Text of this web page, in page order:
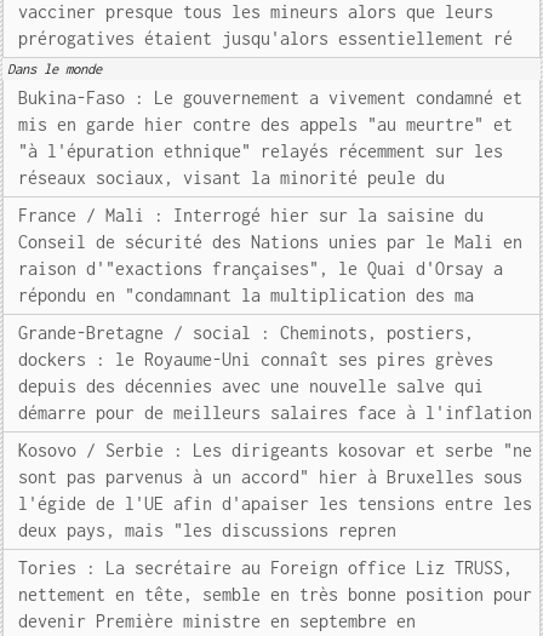
vacciner presque tous les mineurs alors que leurs
prérogatives étaient jusqu'alors essentiellement ré
Dans le monde
Bukina-Faso : Le gouvernement a vivement condamné et
mis en garde hier contre des appels "au meurtre" et
"à l'épuration ethnique" relayés récemment sur les
réseaux sociaux, visant la minorité peule du
France / Mali : Interrogé hier sur la saisine du
Conseil de sécurité des Nations unies par le Mali en
raison d'"exactions françaises", le Quai d'Orsay a
répondu en "condamnant la multiplication des ma
Grande-Bretagne / social : Cheminots, postiers,
dockers : le Royaume-Uni connaît ses pires grèves
depuis des décennies avec une nouvelle salve qui
démarre pour de meilleurs salaires face à l'inflation
Kosovo / Serbie : Les dirigeants kosovar et serbe "ne
sont pas parvenus à un accord" hier à Bruxelles sous
l'égide de l'UE afin d'apaiser les tensions entre les
deux pays, mais "les discussions repren
Tories : La secrétaire au Foreign office Liz TRUSS,
nettement en tête, semble en très bonne position pour
devenir Première ministre en septembre en